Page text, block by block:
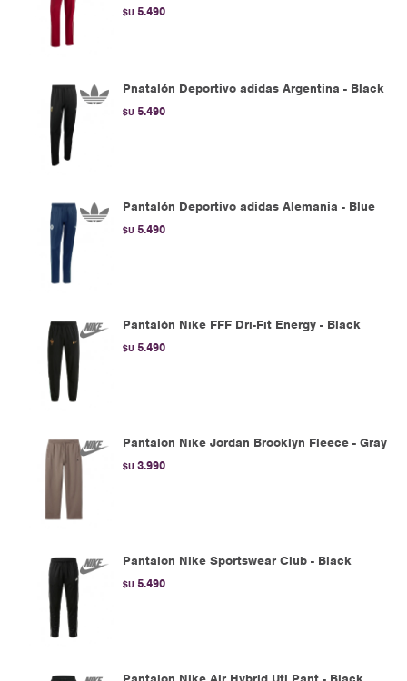
$U 5.490
Pnatalón Deportivo adidas Argentina - Black
$U 5.490
Pantalón Deportivo adidas Alemania - Blue
$U 5.490
Pantalón Nike FFF Dri-Fit Energy - Black
$U 5.490
Pantalon Nike Jordan Brooklyn Fleece - Gray
$U 3.990
Pantalon Nike Sportswear Club - Black
$U 5.490